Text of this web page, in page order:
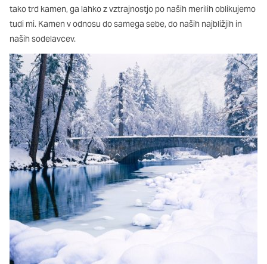
tako trd kamen, ga lahko z vztrajnostjo po naših merilih oblikujemo
tudi mi. Kamen v odnosu do samega sebe, do naših najbližjih in
naših sodelavcev.
S temi piškotki štejemo obiske in izvor prometa, da lahko
merimo in izboljšamo učinkovitost delovanja našega spletnega
mesta. Z njimi prepoznamo, katera mesta so najbolj in najmanj
spletnem mestu. Podatki, ki jih piškotki zbirajo, so združeni in
anonimni. Če uporabo teh piškotkov zavrnete, ne bomo vedeli,
kdaj ste obiskali naše spletno mesto.
Piškotki za ciljno usmerjenost
Te piškotke nastavijo naši oglaševalski partnerji. Partnerska
oglaševalska podjetja jih lahko uporabljajo za izdelavo profila
vaših interesov, ki ga nato uporabijo za prikazovanje ustreznih
oglasov na drugih spletnih mestih. Pri delu uporabljajo
edinstveno prepoznavanje vašega brskalnika in naprave. Če
zavrnete uporabo teh piškotkov, ne boste deležni našega
ciljnega spletnega oglaševanja.